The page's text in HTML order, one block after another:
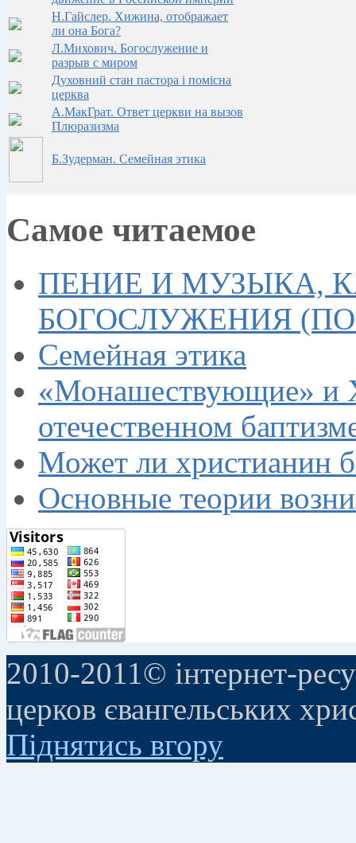
Н.Гайслер. Хижина, отображает
ли она Бога?
Л.Михович. Богослужение и
разрыв с миром
Духовний стан пастора i помiсна
церква
А.МакГрат. Ответ церкви на вызов
Плюразизма
Б.Зудерман. Семейная этика
Самое читаемое
ПЕНИЕ И МУЗЫКА,
БОГОСЛУЖЕНИЯ
Семейная этика
«Монашествующие» и
отечественном
Может ли христианин
Основные теории
2010-2011© інтернет-
церков євангельських
Піднятись вгору